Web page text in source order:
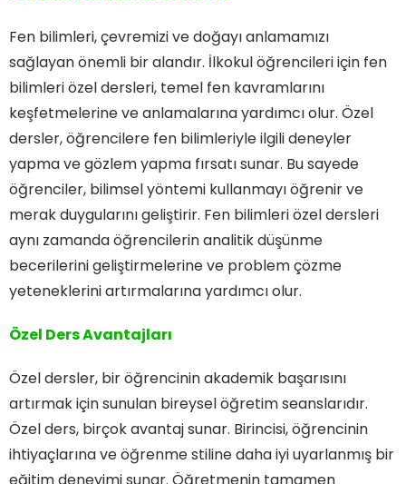
Fen bilimleri, çevremizi ve doğayı anlamamızı
sağlayan önemli bir alandır. İlkokul öğrencileri için fen
bilimleri özel dersleri, temel fen kavramlarını
keşfetmelerine ve anlamalarına yardımcı olur. Özel
dersler, öğrencilere fen bilimleriyle ilgili deneyler
yapma ve gözlem yapma fırsatı sunar. Bu sayede
öğrenciler, bilimsel yöntemi kullanmayı öğrenir ve
merak duygularını geliştirir. Fen bilimleri özel dersleri
aynı zamanda öğrencilerin analitik düşünme
becerilerini geliştirmelerine ve problem çözme
yeteneklerini artırmalarına yardımcı olur.
Özel Ders Avantajları
Özel dersler, bir öğrencinin akademik başarısını
artırmak için sunulan bireysel öğretim seanslarıdır.
Özel ders, birçok avantaj sunar. Birincisi, öğrencinin
ihtiyaçlarına ve öğrenme stiline daha iyi uyarlanmış bir
eğitim deneyimi sunar. Öğretmenin tamamen